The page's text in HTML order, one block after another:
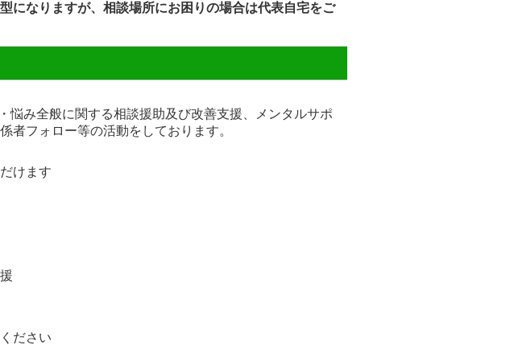
になりますが、相談場所にお困りの場合は代表自宅をご
悩み全般に関する相談援助及び改善支援、メンタルサポ
者フォロー等の活動をしております。
けます
ださい